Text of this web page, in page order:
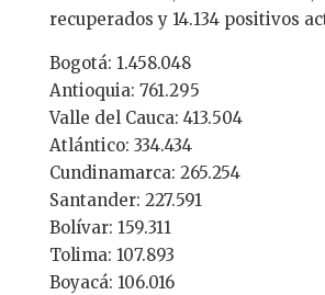
recuperados y 14.134 positivos
Bogotá: 1.458.048
Antioquia: 761.295
Valle del Cauca: 413.504
Atlántico: 334.434
Cundinamarca: 265.254
Santander: 227.591
Bolívar: 159.311
Tolima: 107.893
Boyacá: 106.016